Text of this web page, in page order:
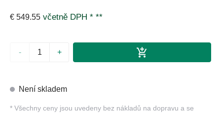
€ 549.55 včetně DPH * **
- +
Není skladem
* Všechny ceny jsou uvedeny bez nákladů na dopravu a se